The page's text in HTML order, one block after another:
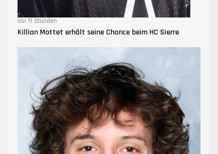
Vor 11 Stunden
Killian Mottet erhält seine Chance beim HC Sierre